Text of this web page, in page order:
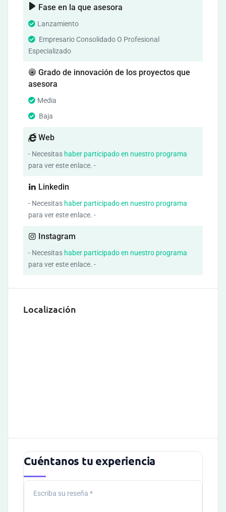
Fase en la que asesora
Lanzamiento
Empresario Consolidado O Profesional
Especializado
Grado de innovación de los proyectos que
asesora
Media
Baja
Web
- Necesitas haber participado en nuestro programa
para ver este enlace. -
Linkedin
- Necesitas haber participado en nuestro programa
para ver este enlace. -
Instagram
- Necesitas haber participado en nuestro programa
para ver este enlace. -
Localización
Cuéntanos tu experiencia